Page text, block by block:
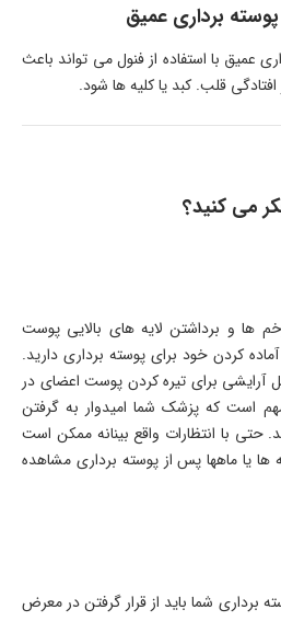
برداری عمیق
عمیق با استفاده از فنول می تواند باعث
افتادگی قلب. کبد یا کلیه ها شود.
می کنید؟
ها و برداشتن لایه های بالایی پوست
کردن خود برای پوسته برداری دارید.
آرایشی برای تیره کردن پوست اعضای در
است که پزشک شما امیدوار به گرفتن
حتی با انتظارات واقع بینانه ممکن است
ها یا ماهها پس از پوسته برداری مشاهده
برداری شما باید از قرار گرفتن در معرض